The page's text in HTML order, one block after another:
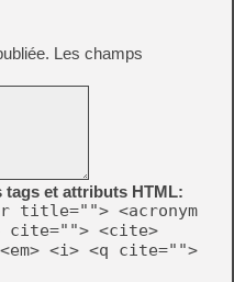
Les champs
tags et attributs HTML:
title=""> <acronym
cite=""> <cite>
<i> <q cite="">